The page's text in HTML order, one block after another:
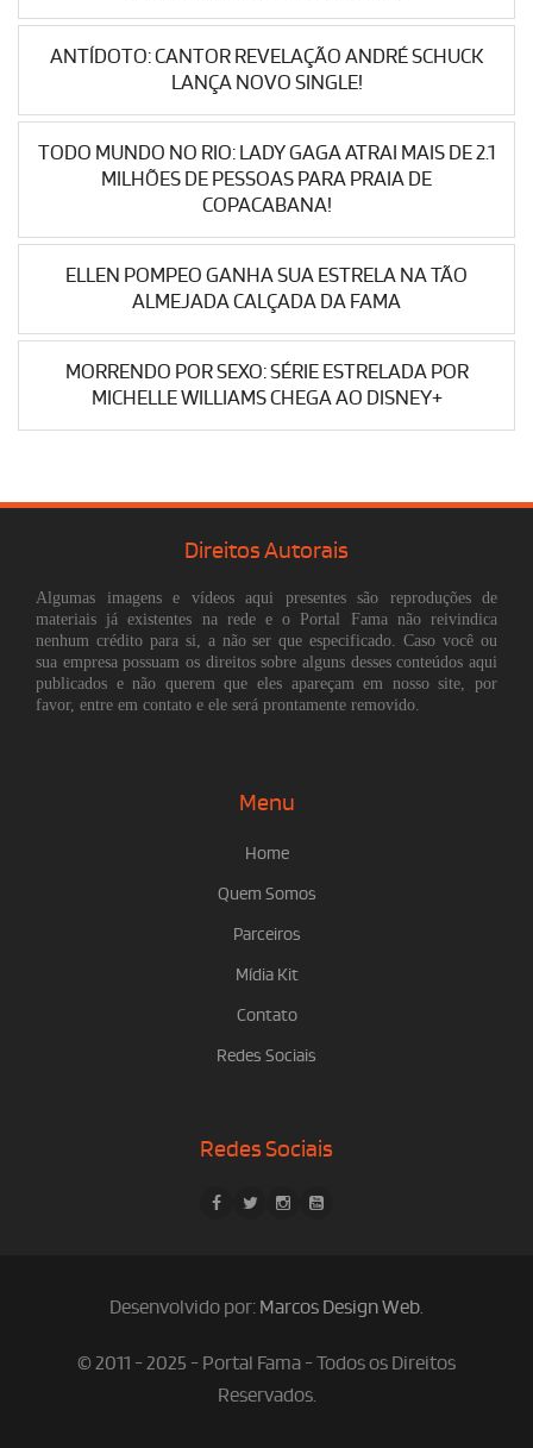
ANTÍDOTO: CANTOR REVELAÇÃO ANDRÉ SCHUCK
LANÇA NOVO SINGLE!
TODO MUNDO NO RIO: LADY GAGA ATRAI MAIS DE 2.1
MILHÕES DE PESSOAS PARA PRAIA DE
COPACABANA!
ELLEN POMPEO GANHA SUA ESTRELA NA TÃO
ALMEJADA CALÇADA DA FAMA
MORRENDO POR SEXO: SÉRIE ESTRELADA POR
MICHELLE WILLIAMS CHEGA AO DISNEY+
Direitos Autorais
Algumas imagens e vídeos aqui presentes são reproduções de
materiais já existentes na rede e o Portal Fama não reivindica
nenhum crédito para si, a não ser que especificado. Caso você ou
sua empresa possuam os direitos sobre alguns desses conteúdos aqui
publicados e não querem que eles apareçam em nosso site, por
favor, entre em contato e ele será prontamente removido.
Menu
Home
Quem Somos
Parceiros
Mídia Kit
Contato
Redes Sociais
Redes Sociais
Desenvolvido por: Marcos Design Web.
© 2011 - 2025 - Portal Fama - Todos os Direitos
Reservados.